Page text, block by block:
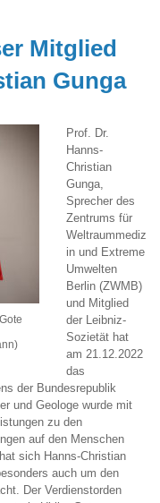
Mitglied
Gunga
Prof. Dr.
Hanns-
Christian
Gunga,
Sprecher des
Zentrums für
Weltraummediz
in und Extreme
Umwelten
Berlin (ZWMB)
und Mitglied
der Leibniz-
Sozietät hat
am 21.12.2022
das
der Bundesrepublik
und Geologe wurde mit
zu den
auf den Menschen
sich Hanns-Christian
auch um den
Der Verdienstorden